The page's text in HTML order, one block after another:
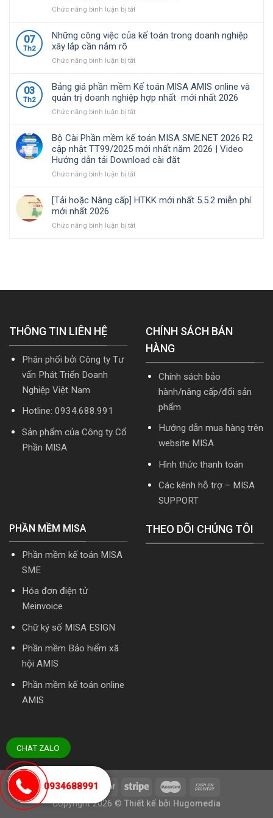
Việt
chọ
nhật
mới
nhất
2026
Video
Hướng
dẫn
tải
cài
định
chính
sách
và
lý
thuế
đối
với
kinh
doanh,
cá
nhân
kinh
Chức năng bình luận bị tắtở
Phần
kế
MISA
SME.NET
2026
R3
nhật
TT99/2025
mới
nhất
năm
|
dẫn
07
Th2
Những công việc của kế toán trong doanh nghiệp
xây lắp cần nắm rõ
Chức năng bình luận bị tắtở
công
việc
của
kế
trong
doanh
nghiệp
xây
lắp
nắm
rõ
03
Th2
Bảng giá phần mềm Kế toán MISA AMIS online và
quản trị doanh nghiệp hợp nhất mới nhất 2026
Chức năng bình luận bị tắtở
giá
phần
mềm
Kế
toán
online
quản
Bộ Cài Phần mềm kế toán MISA SME.NET 2026 R2
cập nhật TT99/2025 mới nhất năm 2026 | Video
Hướng dẫn tải Download cài đặt
Chức năng bình luận bị tắtở
Phần
kế
nhất
2026
Download
[Tải hoặc Nâng cấp] HTKK mới nhất 5.5.2 miễn phí
mới nhất 2026
Chức năng bình luận bị tắtở
nhất
THÔNG TIN LIÊN HỆ
Phân phối bởi Công ty Tư
vấn Phát Triển Doanh
Nghiệp Việt Nam
Hotline: 0934.688.991
Sản phẩm của Công ty Cổ
Phần MISA
CHÍNH SÁCH BÁN
HÀNG
Chính sách bảo
hành/nâng cấp/đổi sản
phẩm
Hướng dẫn mua hàng trên
website MISA
Hình thức thanh toán
Các kênh hỗ trợ – MISA
SUPPORT
PHẦN MỀM MISA
Phần mềm kế toán MISA
SME
Hóa đơn điện tử
Meinvoice
Chữ ký số MISA ESIGN
Phần mềm Bảo hiểm xã
hội AMIS
Phần mềm kế toán online
AMIS
THEO DÕI CHÚNG TÔI
Copyright 2026 © Thiết kế bởi Hugomedia
CHAT ZALO
0934688991